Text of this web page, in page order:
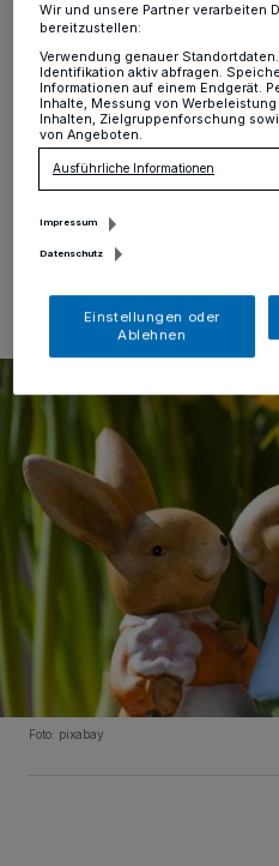
Erkrath·Aufgrund der
regulären Müllabfuhrtermine
hinten verlegt. Die
daher am Samstag, den 30.
Abfuhrtermine von
darauffolgenden Dienstag,
27.03.2024 , 12:07 Uhr
Foto: pixabay
Wir und unsere Partner verarbeiten
bereitzustellen:
Verwendung genauer
Identifikation aktiv abfragen.
Informationen auf einem Endgerät.
Inhalte, Messung von
Inhalten, Zielgruppenforschung
von Angeboten.
Ausführliche Informationen
Impressum
Datenschutz
Einstellungen oder
Ablehnen